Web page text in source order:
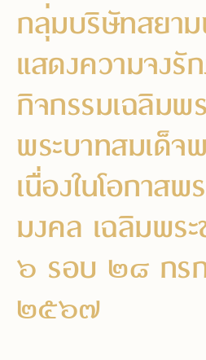
กลุ่มบริษัทสยา
แสดงความจง
กิจกรรมเฉลิมพ
พระบาทสมเด็จ
เนื่องในโอกาส
มงคล เฉลิมพร
๖ รอบ ๒๘ กร
๒๕๖๗